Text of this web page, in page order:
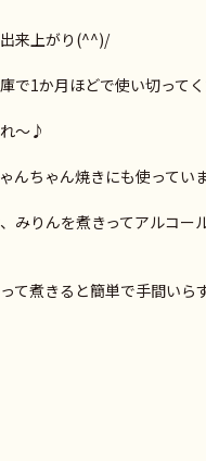
来上がり(^^)/
で1か月ほどで使い切ってく
～♪
んちゃん焼きにも使って
みりんを煮きってアルコー
て煮きると簡単で手間い